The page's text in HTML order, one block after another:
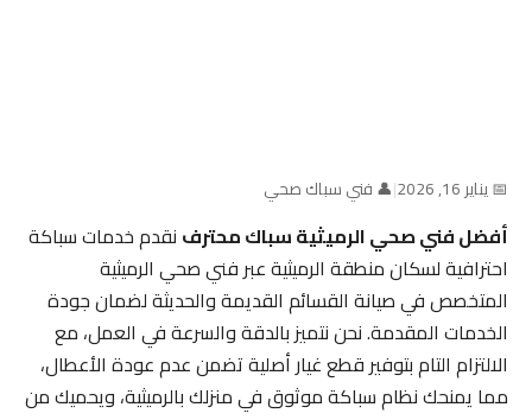
📅 يناير 16, 2026 |👤 فني سباك صحي
أفضل فني صحي الرميثية سباك محترفنقدم خدمات سباكة
احترافية لسكان منطقة الرميثية عبر فني صحي الرميثية
المتخصص في صيانة القسائم القديمة والحديثة لضمان جودة
الخدمات المقدمة. نحن نتميز بالدقة والسرعة في العمل، مع
الالتزام التام بتوفير قطع غيار أصلية تضمن عدم عودة الأعطال،
مما يمنحك نظام سباكة موثوق في منزلك بالرميثية، ويحميك من